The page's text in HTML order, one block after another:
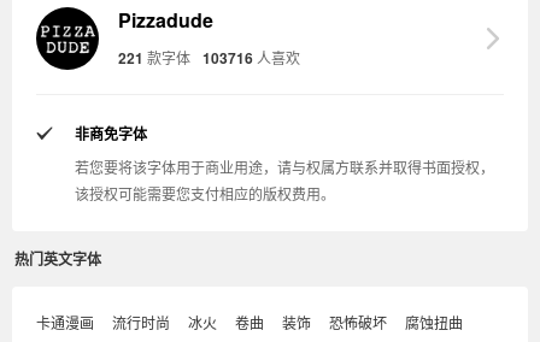
Pizzadude
221 款字体 103716 人喜欢
非商免字体
若您要将该字体用于商业用途，请与权属方联系并取得书面授权，
该授权可能需要您支付相应的版权费用。
热门英文字体
卡通漫画 流行时尚 冰火 卷曲 装饰 恐怖破坏
腐蚀扭曲